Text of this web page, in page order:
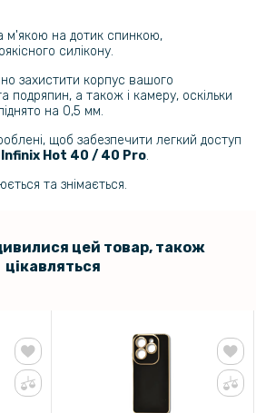
379 грн
152 грн
179 грн
Full Screen Tempered Glass для Infinix
159 грн
199 грн
159 грн
199 грн
м'якою на дотик спинкою,
силікону.
захистити корпус вашого
подряпин, а також і камеру, оскільки
на 0,5 мм.
щоб забезпечити легкий доступ
Infinix Hot 40 / 40 Pro.
та знімається.
цей товар, також
цікавляться